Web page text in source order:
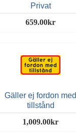
Privat
659.00kr
Gäller ej fordon med
tillstånd
1,009.00kr